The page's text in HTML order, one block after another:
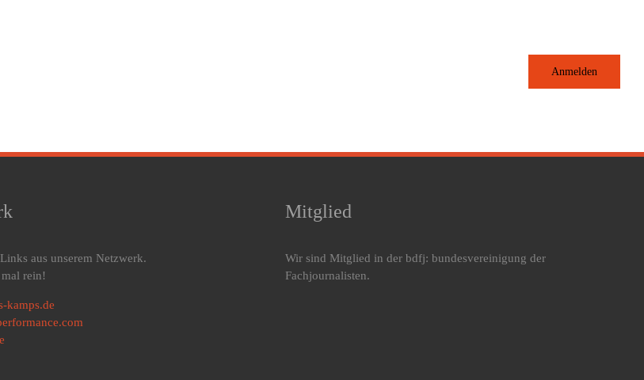
Anmelden
aus unserem Netzwerk.
mal rein!
kamps.de
Mitglied
Wir sind Mitglied in der bdfj: bundesvereinigung der
Fachjournalisten.